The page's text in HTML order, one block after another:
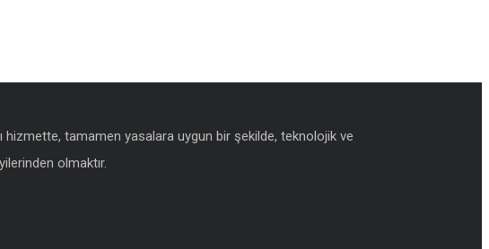
hizmette, tamamen yasalara uygun bir şekilde, teknolojik ve
olmaktır.